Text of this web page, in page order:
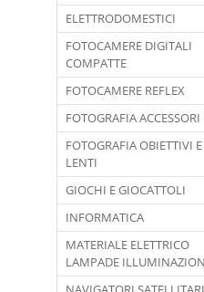
ELETTRODOMESTICI
FOTOCAMERE DIGITALI
COMPATTE
FOTOCAMERE REFLEX
FOTOGRAFIA ACCESSORI
FOTOGRAFIA OBIETTIVI E
LENTI
GIOCHI E GIOCATTOLI
INFORMATICA
MATERIALE ELETTRICO
LAMPADE